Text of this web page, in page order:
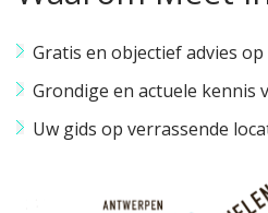
Gratis en objectief advies
Grondige en actuele kennis
Uw gids op verrassende